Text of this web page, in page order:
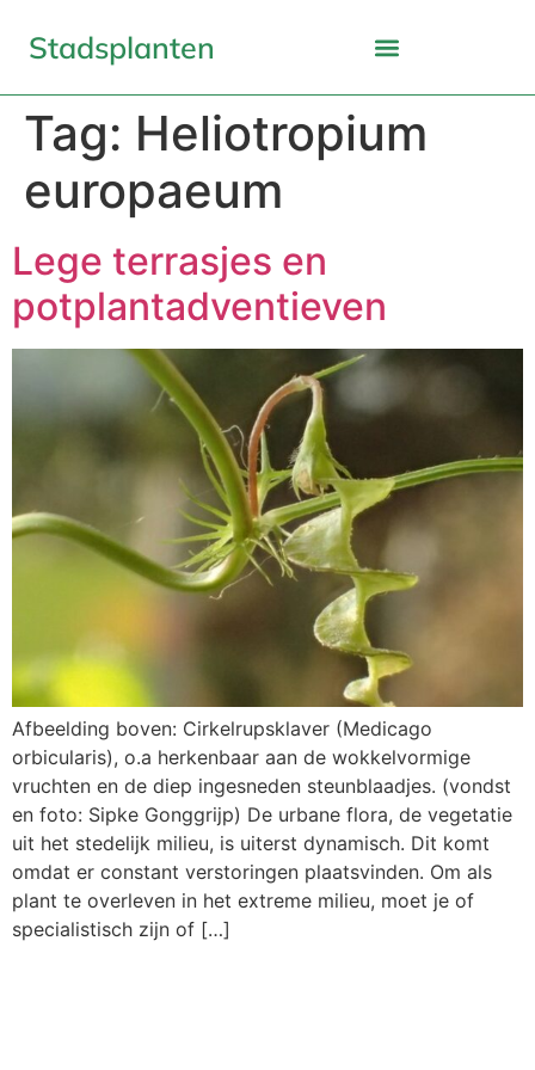
Stadsplanten
Tag: Heliotropium
europaeum
Lege terrasjes en
potplantadventieven
Afbeelding boven: Cirkelrupsklaver (Medicago
orbicularis), o.a herkenbaar aan de wokkelvormige
vruchten en de diep ingesneden steunblaadjes. (vondst
en foto: Sipke Gonggrijp) De urbane flora, de vegetatie
uit het stedelijk milieu, is uiterst dynamisch. Dit komt
omdat er constant verstoringen plaatsvinden. Om als
plant te overleven in het extreme milieu, moet je of
specialistisch zijn of […]